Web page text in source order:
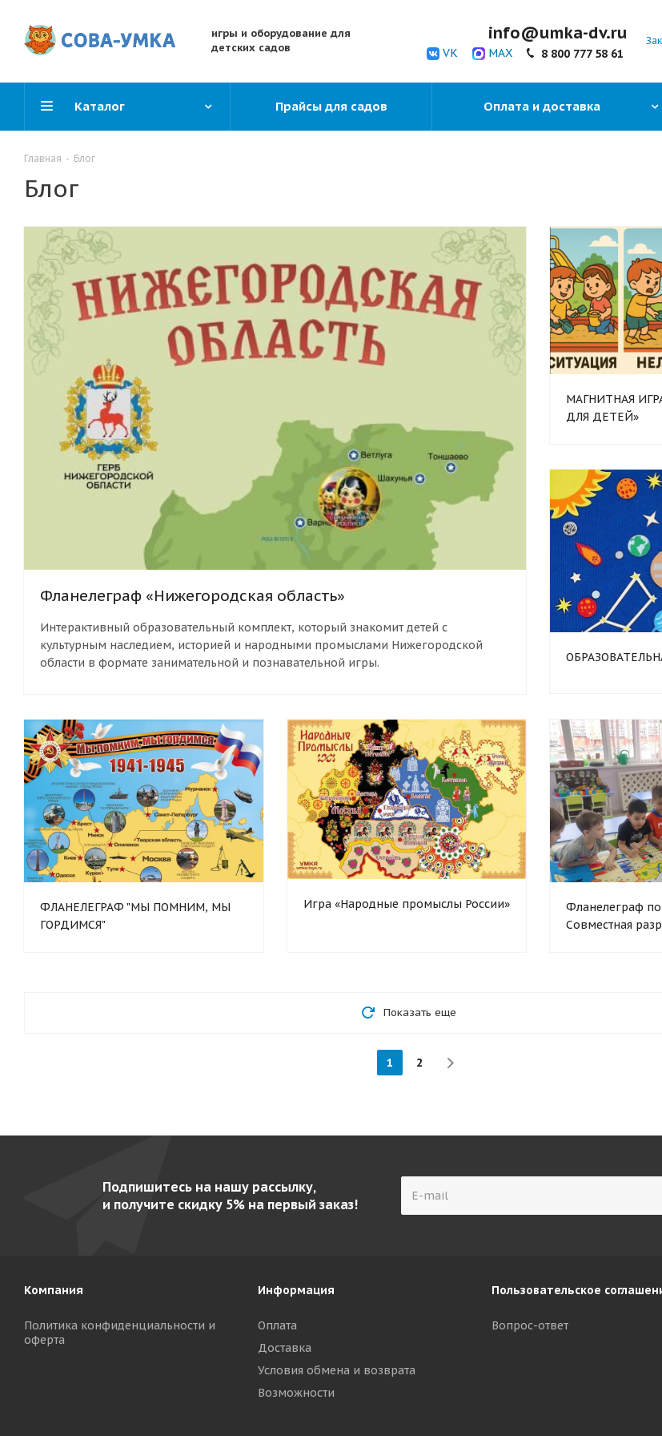
игры и оборудование для
детских садов
VK MAX
info@umka-dv.ru
8 800 777 58 61
Каталог Прайсы для садов Оплата и доставка
Главная - Блог
Блог
Фланелеграф «Нижегородская область»
Интерактивный образовательный комплект, который знакомит детей с
культурным наследием, историей и народными промыслами Нижегородской
области в формате занимательной и познавательной игры.
МАГНИТНАЯ
ДЛЯ ДЕТЕЙ»
ФЛАНЕЛЕГРАФ "МЫ ПОМНИМ, МЫ
ГОРДИМСЯ"
Игра «Народные промыслы России»
Фланелеграф
Совместная
Показать еще
1 2
Подпишитесь на нашу рассылку,
и получите скидку 5% на первый заказ!
Компания
Политика конфиденциальности и
оферта
Информация
Оплата
Доставка
Условия обмена и возврата
Возможности
Пользовательское
Вопрос-ответ